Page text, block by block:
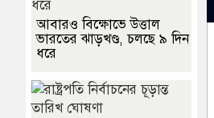
আবারও বিক্ষোভে উত্তাল
ভারতের ঝাড়খণ্ড, চলছে ৯ দিন
ধরে